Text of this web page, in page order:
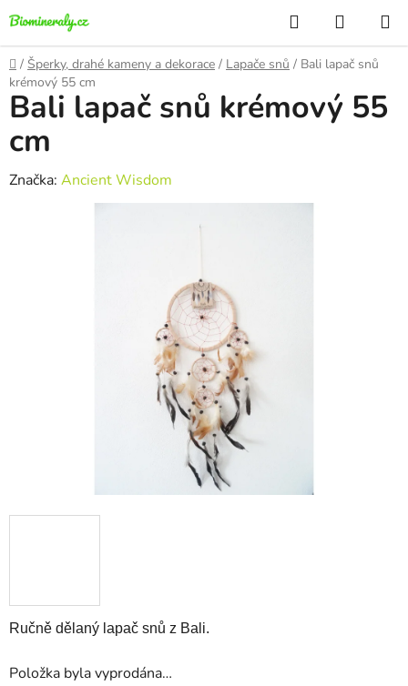
Přejít
na
obsah
Hledat
KOŠÍK
Domů
/ Šperky, drahé kameny a dekorace / Lapače snů / Bali lapač snů
krémový 55 cm
Ručně dělaný lapač snů z Bali.
Položka byla vyprodána…
Bali lapač snů krémový 55
cm
Značka: Ancient Wisdom